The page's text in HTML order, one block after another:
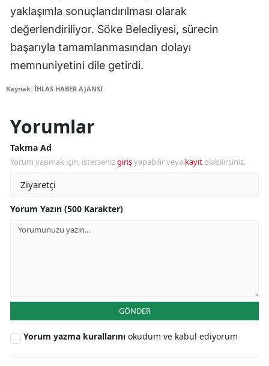
yaklaşımla sonuçlandırılması olarak
değerlendiriliyor. Söke Belediyesi, sürecin
başarıyla tamamlanmasından dolayı
memnuniyetini dile getirdi.
Kaynak: İHLAS HABER AJANSI
Yorumlar
Takma Ad
Yorum yapmak için, istersenizgirişyapabilir veya kayıt olabilirsiniz.
Yorum Yazın (500 Karakter)
GÖNDER
Yorum yazma kurallarını okudum ve kabul ediyorum